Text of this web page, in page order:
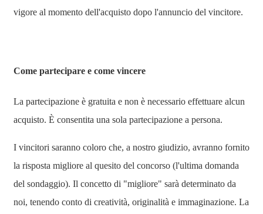
vigore al momento dell'acquisto dopo l'annuncio del vincitore.
Come partecipare e come vincere
La partecipazione è gratuita e non è necessario effettuare alcun
acquisto. È consentita una sola partecipazione a persona.
I vincitori saranno coloro che, a nostro giudizio, avranno fornito
la risposta migliore al quesito del concorso (l'ultima domanda
del sondaggio). Il concetto di "migliore" sarà determinato da
noi, tenendo conto di creatività, originalità e immaginazione. La